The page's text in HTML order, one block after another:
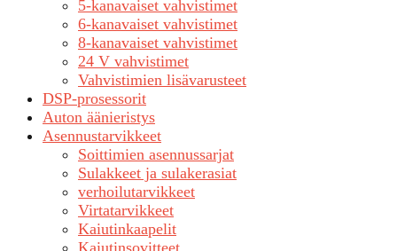
5-kanavaiset vahvistimet
6-kanavaiset vahvistimet
8-kanavaiset vahvistimet
24 V vahvistimet
Vahvistimien lisävarusteet
DSP-prosessorit
Auton äänieristys
Asennustarvikkeet
Soittimien asennussarjat
Sulakkeet ja sulakerasiat
verhoilutarvikkeet
Virtatarvikkeet
Kaiutinkaapelit
Kaiutinsovitteet